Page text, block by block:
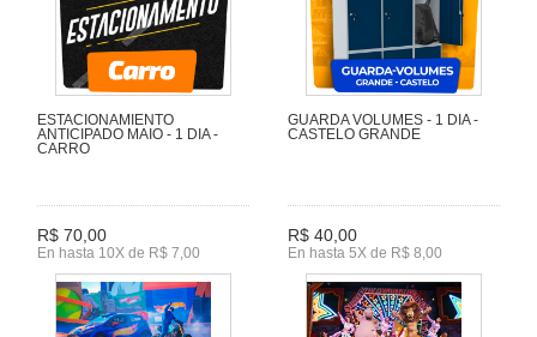
ESTACIONAMIENTO
ANTICIPADO MAIO - 1 DIA -
CARRO
R$ 70,00
En hasta 10X de R$ 7,00
GUARDA VOLUMES - 1 DIA -
CASTELO GRANDE
R$ 40,00
En hasta 5X de R$ 8,00